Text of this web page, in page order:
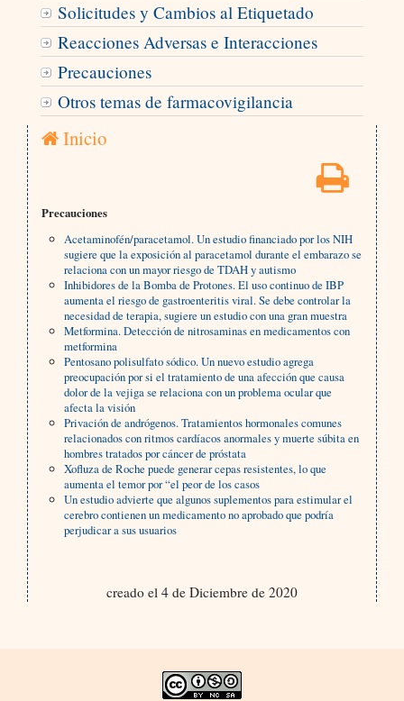
Solicitudes y Cambios al Etiquetado
Reacciones Adversas e Interacciones
Precauciones
Otros temas de farmacovigilancia
Inicio
Precauciones
Acetaminofén/paracetamol. Un estudio financiado por los NIH
sugiere que la exposición al paracetamol durante el embarazo se
relaciona con un mayor riesgo de TDAH y autismo
Inhibidores de la Bomba de Protones. El uso continuo de IBP
aumenta el riesgo de gastroenteritis viral. Se debe controlar la
necesidad de terapia, sugiere un estudio con una gran muestra
Metformina. Detección de nitrosaminas en medicamentos con
metformina
Pentosano polisulfato sódico. Un nuevo estudio agrega
preocupación por si el tratamiento de una afección que causa
dolor de la vejiga se relaciona con un problema ocular que
afecta la visión
Privación de andrógenos. Tratamientos hormonales comunes
relacionados con ritmos cardíacos anormales y muerte súbita en
hombres tratados por cáncer de próstata
Xofluza de Roche puede generar cepas resistentes, lo que
aumenta el temor por “el peor de los casos
Un estudio advierte que algunos suplementos para estimular el
cerebro contienen un medicamento no aprobado que podría
perjudicar a sus usuarios
creado el 4 de Diciembre de 2020